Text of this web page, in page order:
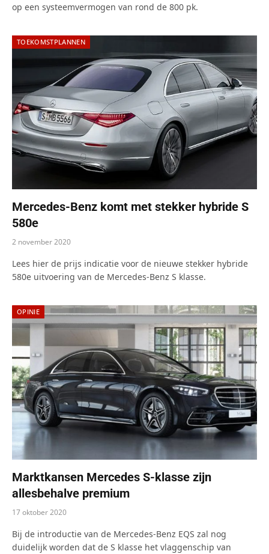
op een systeemvermogen van rond de 800 pk.
TOEKOMSTPLANNEN
Mercedes-Benz komt met stekker hybride S
580e
2 november 2020
Lees hier de prijs indicatie voor de nieuwe stekker hybride
580e uitvoering van de Mercedes-Benz S klasse.
OPINIE
Marktkansen Mercedes S-klasse zijn
allesbehalve premium
17 oktober 2020
Bij de introductie van de Mercedes-Benz EQS zal nog
duidelijk worden dat de S klasse het vlaggenschip van